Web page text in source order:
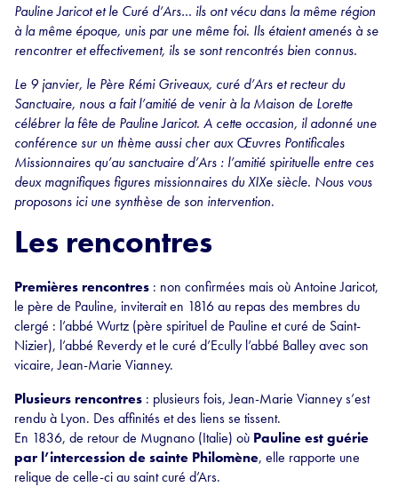
Pauline Jaricot et le Curé d’Ars… ils ont vécu dans la même région
à la même époque, unis par une même foi. Ils étaient amenés à se
rencontrer et effectivement, ils se sont rencontrés bien connus.
Le 9 janvier, le Père Rémi Griveaux, curé d’Ars et recteur du
Sanctuaire, nous a fait l’amitié de venir à la Maison de Lorette
célébrer la fête de Pauline Jaricot. A cette occasion, il adonné une
conférence sur un thème aussi cher aux Œuvres Pontificales
Missionnaires qu’au sanctuaire d’Ars : l’amitié spirituelle entre ces
deux magnifiques figures missionnaires du XIXe siècle. Nous vous
proposons ici une synthèse de son intervention.
Les rencontres
Premières rencontres : non confirmées mais où Antoine Jaricot,
le père de Pauline, inviterait en 1816 au repas des membres du
clergé : l’abbé Wurtz (père spirituel de Pauline et curé de Saint-
Nizier), l’abbé Reverdy et le curé d’Ecully l’abbé Balley avec son
vicaire, Jean-Marie Vianney.
Plusieurs rencontres : plusieurs fois, Jean-Marie Vianney s’est
rendu à Lyon. Des affinités et des liens se tissent.
En 1836, de retour de Mugnano (Italie) où Pauline est guérie
par l’intercession de sainte Philomène, elle rapporte une
relique de celle-ci au saint curé d’Ars.